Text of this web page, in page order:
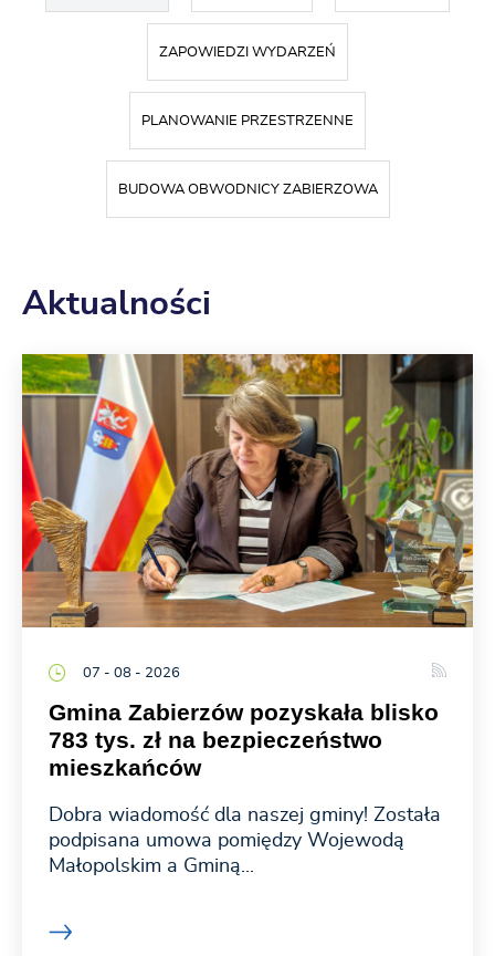
ZAPOWIEDZI WYDARZEŃ
PLANOWANIE PRZESTRZENNE
BUDOWA OBWODNICY ZABIERZOWA
Aktualności
07 - 08 - 2026
Gmina Zabierzów pozyskała blisko
783 tys. zł na bezpieczeństwo
mieszkańców
Dobra wiadomość dla naszej gminy! Została
podpisana umowa pomiędzy Wojewodą
Małopolskim a Gminą...